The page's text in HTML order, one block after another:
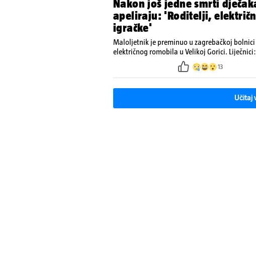
Nakon još jedne smrti
apeliraju: 'Roditelji,
igračke'
Maloljetnik je preminuo u zagrebačkoj bolnici
električnog romobila u Velikoj Gorici. Liječnici:
13
Učitaj